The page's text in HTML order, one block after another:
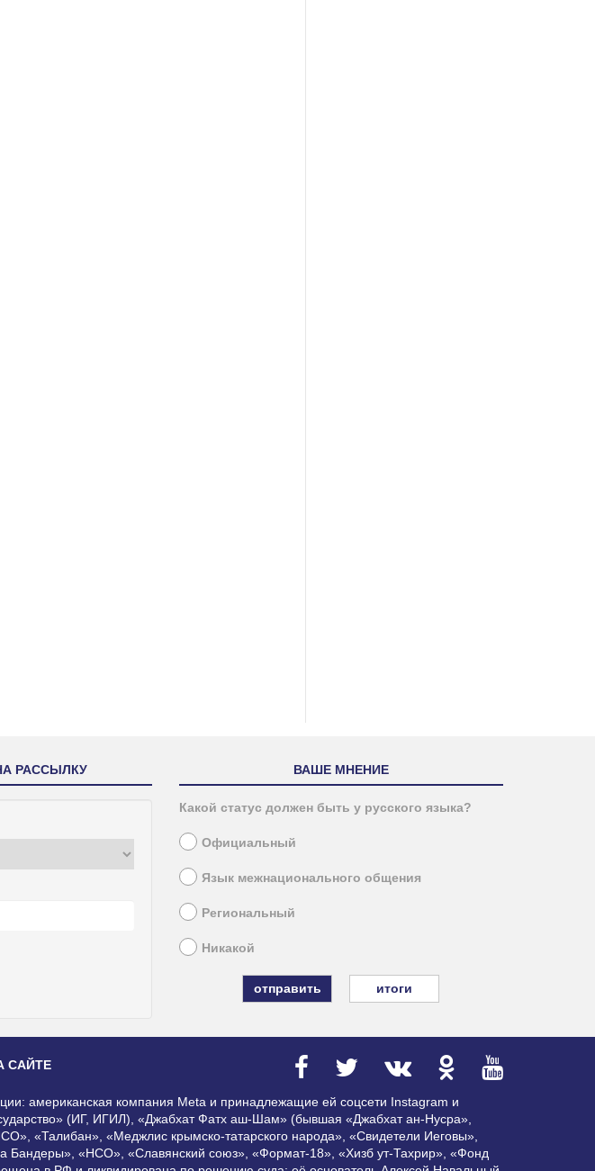
РАССЫЛКУ ВАШЕ МНЕНИЕ
Какой статус должен быть у русского языка?
Официальный
Язык межнационального общения
Региональный
Никакой
итоги
САЙТЕ
американская компания Meta и принадлежащие ей соцсети Instagram и
(ИГ, ИГИЛ), «Джабхат Фатх аш-Шам» (бывшая «Джабхат ан-Нусра»,
«Талибан», «Меджлис крымско-татарского народа», «Свидетели Иеговы»,
Бандеры», «НСО», «Славянский союз», «Формат-18», «Хизб ут-Тахрир», «Фонд